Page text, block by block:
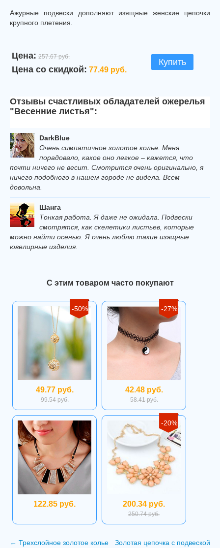
Ажурные подвески дополняют изящные женские цепочки
крупного плетения.
Цена: 257.67 руб.
Цена со скидкой: 77.49 руб.
Купить
Отзывы счастливых обладателей ожерелья
"Весенние листья":
DarkBlue
Очень симпатичное золотое колье. Меня
порадовало, какое оно легкое – кажется, что
почти ничего не весит. Смотрится очень оригинально, я
ничего подобного в нашем городе не видела. Всем
довольна.
Шанга
Тонкая работа. Я даже не ожидала. Подвески
смотрятся, как скелетики листьев, которые
можно найти осенью. Я очень люблю такие изящные
ювелирные изделия.
С этим товаром часто покупают
-50%
49.77 руб.
99.54 руб.
-27%
42.48 руб.
58.41 руб.
122.85 руб.
-20%
200.34 руб.
250.74 руб.
← Трехслойное золотое колье Золотая цепочка с подвеской